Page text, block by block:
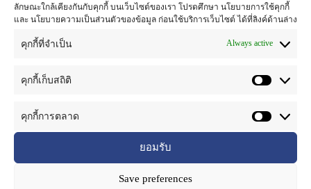
ลักษณะใกล้เคียงกันกับคุกกี้ บนเว็บไซต์ของเรา โปรดศึกษา นโยบายการใช้คุกกี้
และ นโยบายความเป็นส่วนตัวของข้อมูล ก่อนใช้บริการเว็บไซต์ ได้ที่ลิงค์ด้านล่าง
คุกกี้ที่จำเป็น Always active
คุกกี้เก็บสถิติ
คุกกี้การตลาด
ยอมรับ
Save preferences
ส่วนที่ใช้: ผล
มะม่วงเป็นไม้ยืนต้นในสกุล
ซึ่งเป็นไม้ผลเมืองร้อนใน
มะม่วงหิมพานต์) ชื่อวิทยาศาสตร์:
เป็นพืชที่มีถิ่น
พันธุกรรมและร่องรอยฟอสซิลที่หลากหลาย นับย้อนไปได้ถึง 25-30
ล้านปีก่อนมะม่วงมีความแตกต่างประมาณ 49 สายพันธุ์กระจาย
อยู่ตามประเทศในเขตร้อนตั้งแต่อินเดียไปจนถึงฟิลิปปินส์ จากนั้น
จึงแพร่หลายไปทั่วโลก เป็นไม้พุ่มขนาดกลาง ใบโต ยาว ปลาย
แหลม ขอบใบเรียบ ใบอ่อนสีแดง ออกดอกเป็นช่อตามปลายกิ่ง